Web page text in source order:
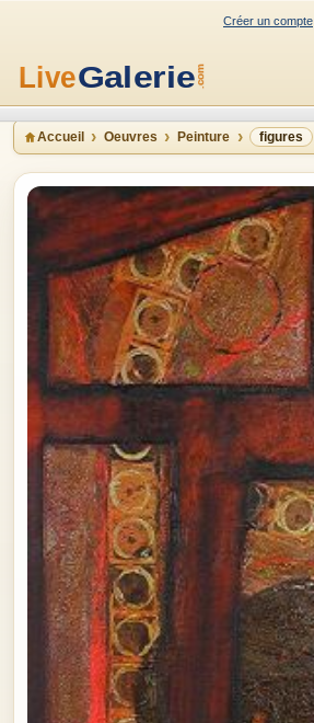
Créer un compte
Accueil Oeuvres Peinture figures